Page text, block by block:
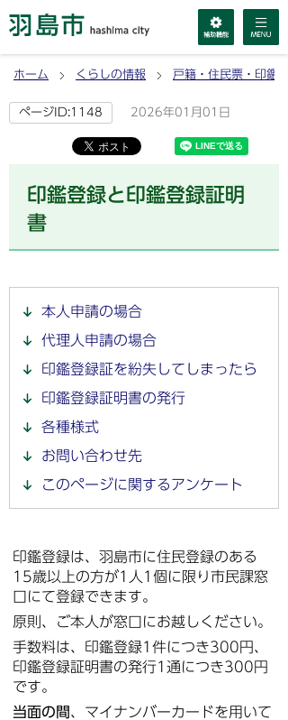
ホーム くらしの情報 戸籍・住民票・印鑑
ページID:1148 2026年01月01日
印鑑登録と印鑑登録証明
書
本人申請の場合
代理人申請の場合
印鑑登録証を紛失してしまったら
印鑑登録証明書の発行
各種様式
お問い合わせ先
このページに関するアンケート
印鑑登録は、羽島市に住民登録のある
15歳以上の方が1人1個に限り市民課窓
口にて登録できます。
原則、ご本人が窓口にお越しください。
手数料は、印鑑登録1件につき300円、
印鑑登録証明書の発行1通につき300円
です。
当面の間、マイナンバーカードを用いて